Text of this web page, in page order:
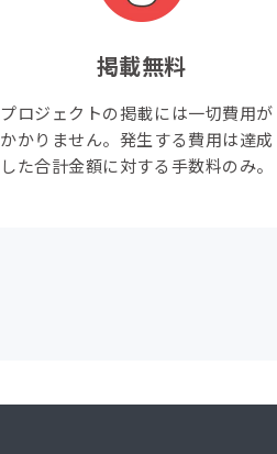
掲載無料
プロジェクトの掲載には一切費用が
かかりません。発生する費用は達成
した合計金額に対する手数料のみ。